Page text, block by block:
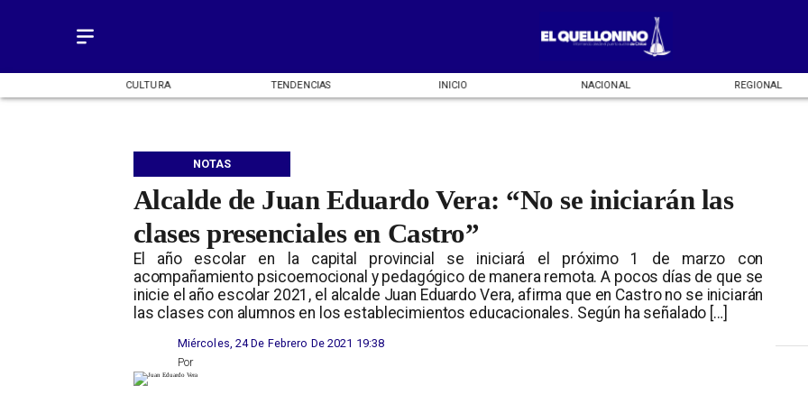
CULTURA TENDENCIAS INICIO NACIONAL REGIONAL
Alcalde de Juan Eduardo Vera: “No se iniciarán las
clases presenciales en Castro”
El año escolar en la capital provincial se iniciará el próximo 1 de marzo con
acompañamiento psicoemocional y pedagógico de manera remota. A pocos días de que se
inicie el año escolar 2021, el alcalde Juan Eduardo Vera, afirma que en Castro no se iniciarán
las clases con alumnos en los establecimientos educacionales. Según ha señalado […]
NOTAS
Miércoles, 24 De Febrero De 2021 19:38
Por